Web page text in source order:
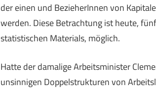
der einen und BezieherInnen von
werden. Diese Betrachtung ist heute,
statistischen Materials, möglich.
Hatte der damalige Arbeitsminister
unsinnigen Doppelstrukturen von